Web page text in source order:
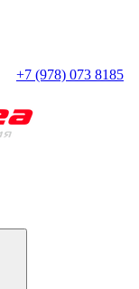
+7 (978) 073 8185